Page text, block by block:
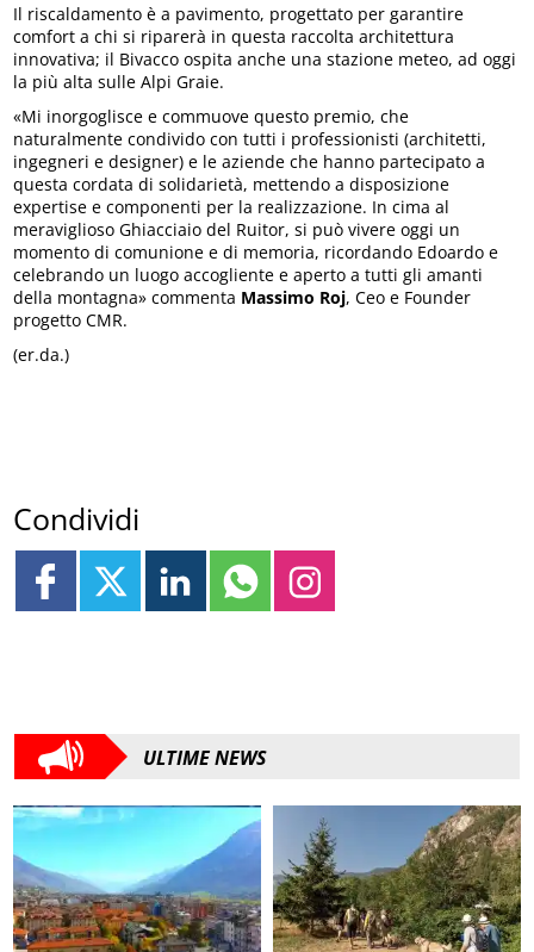
Il riscaldamento è a pavimento, progettato per garantire
comfort a chi si riparerà in questa raccolta architettura
innovativa; il Bivacco ospita anche una stazione meteo, ad oggi
la più alta sulle Alpi Graie.
«Mi inorgoglisce e commuove questo premio, che
naturalmente condivido con tutti i professionisti (architetti,
ingegneri e designer) e le aziende che hanno partecipato a
questa cordata di solidarietà, mettendo a disposizione
expertise e componenti per la realizzazione. In cima al
meraviglioso Ghiacciaio del Ruitor, si può vivere oggi un
momento di comunione e di memoria, ricordando Edoardo e
celebrando un luogo accogliente e aperto a tutti gli amanti
della montagna» commenta Massimo Roj, Ceo e Founder
progetto CMR.
(er.da.)
Condividi
ULTIME NEWS